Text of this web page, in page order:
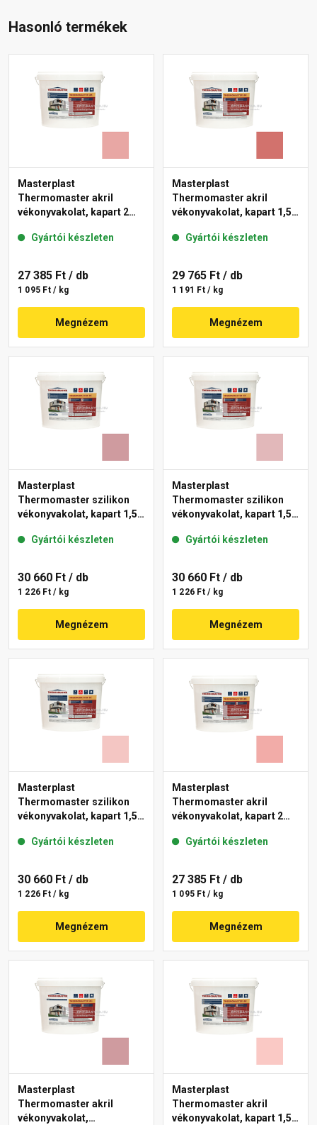
Hasonló termékek
Masterplast
Thermomaster akril
vékonyvakolat, kapart 2
Gyártói készleten
27 385 Ft / db
1 095 Ft / kg
Megnézem
Masterplast
Thermomaster akril
vékonyvakolat, kapart 1,5
Gyártói készleten
29 765 Ft / db
1 191 Ft / kg
Megnézem
Masterplast
Thermomaster szilikon
vékonyvakolat, kapart 1,5
Gyártói készleten
30 660 Ft / db
1 226 Ft / kg
Megnézem
Masterplast
Thermomaster szilikon
vékonyvakolat, kapart 1,5
Gyártói készleten
30 660 Ft / db
1 226 Ft / kg
Megnézem
Masterplast
Thermomaster szilikon
vékonyvakolat, kapart 1,5
Gyártói készleten
30 660 Ft / db
1 226 Ft / kg
Megnézem
Masterplast
Thermomaster akril
vékonyvakolat, kapart 2
Gyártói készleten
27 385 Ft / db
1 095 Ft / kg
Megnézem
Masterplast
Thermomaster akril
vékonyvakolat,
Masterplast
Thermomaster akril
vékonyvakolat, kapart 1,5